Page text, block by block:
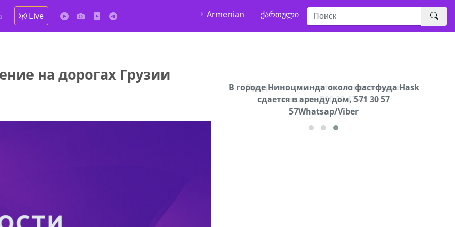
Live Armenian ქართული
на дорогах Грузии
В городе Ниноцминда около фастфуда Hask
cдается в аренду дом, 571 30 57
57Whatsap/Viber